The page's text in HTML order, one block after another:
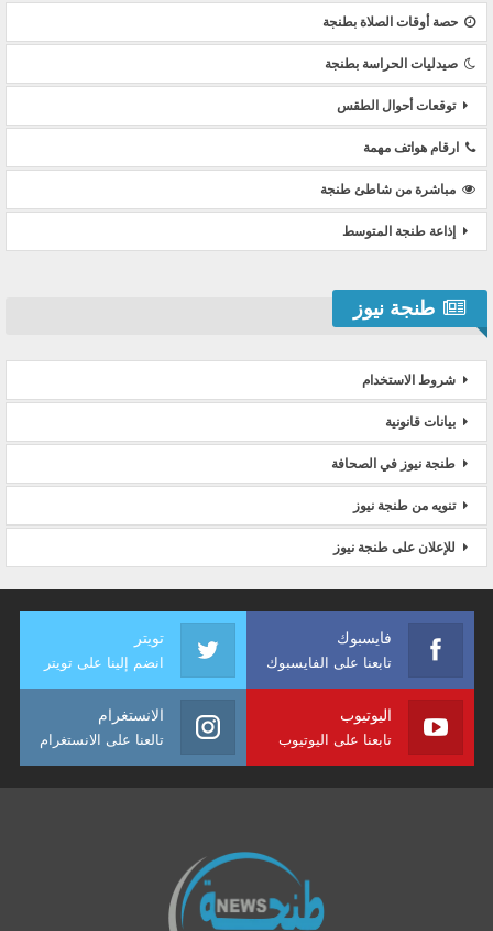
حصة أوقات الصلاة بطنجة
صيدليات الحراسة بطنجة
توقعات أحوال الطقس
ارقام هواتف مهمة
مباشرة من شاطئ طنجة
إذاعة طنجة المتوسط
طنجة نيوز
شروط الاستخدام
بيانات قانونية
طنجة نيوز في الصحافة
تنويه من طنجة نيوز
للإعلان على طنجة نيوز
فايسبوك
تابعنا على الفايسبوك
تويتر
انضم إلينا على تويتر
اليوتيوب
تابعنا على اليوتيوب
الانستغرام
تالعنا على الانستغرام